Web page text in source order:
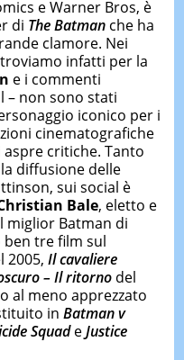
IERI
e Warner Bros, è
di The Batmanche ha
clamore. Nei
infatti per la
e i commenti
– non sono stati
iconico per i
cinematografiche
critiche. Tanto
diffusione delle
sui social è
Bale, eletto e
miglior Batman di
tre film sul
2005, Il cavaliere
– Il ritornodel
al meno apprezzato
in Batman v
SquadeJustice